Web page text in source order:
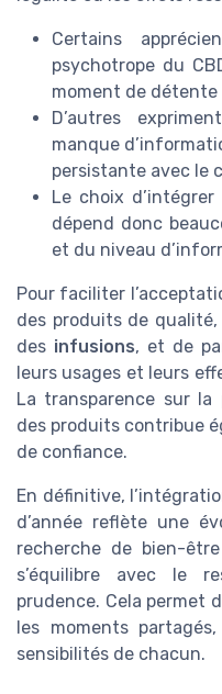
Certains
psychotrope du
moment de
D’autres
manque
persistante avec le
Le choix
dépend donc
et du niveau
Pour faciliter
des produits de qualité,
des infusions, et de
leurs usages et leurs
La transparence sur la
des produits contribue
de confiance.
En définitive,
d’année reflète une
recherche de bien-
s’équilibre avec le
prudence. Cela permet
les moments
sensibilités de chacun.